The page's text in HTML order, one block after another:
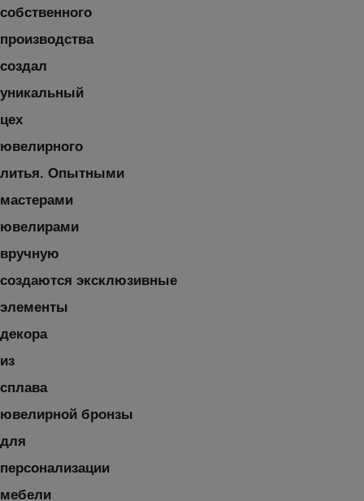
собственного
производства
создал
уникальный
цех
ювелирного
литья. Опытными
мастерами
ювелирами
вручную
создаются эксклюзивные
элементы
декора
из
сплава
ювелирной бронзы
для
персонализации
мебели